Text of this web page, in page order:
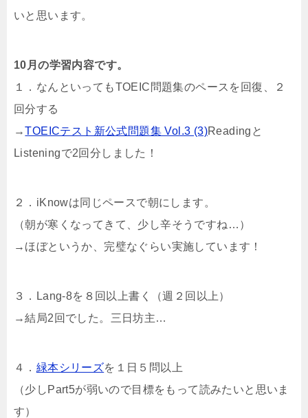
いと思います。
10月の学習内容です。
１．なんといってもTOEIC問題集のペースを回復、２
回分する
→TOEICテスト新公式問題集 Vol.3 (3)Readingと
Listeningで2回分しました！
２．iKnowは同じペースで朝にします。
（朝が寒くなってきて、少し辛そうですね…）
→ほぼというか、完璧なぐらい実施しています！
３．Lang-8を８回以上書く（週２回以上）
→結局2回でした。三日坊主…
４． 緑本シリーズを１日５問以上
（少しPart5が弱いので目標をもって読みたいと思いま
す）